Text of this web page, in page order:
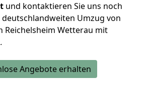
und kontaktieren Sie uns noch
Umzug von
Reichelsheim Wetterau mit
Angebote erhalten